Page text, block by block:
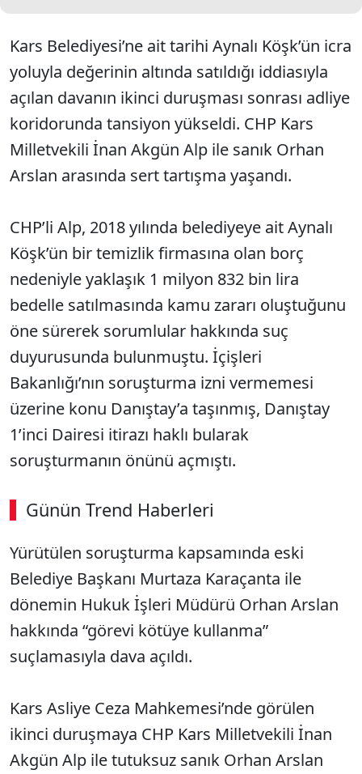
Kars Belediyesi’ne ait tarihi Aynalı Köşk’ün icra
yoluyla değerinin altında satıldığı iddiasıyla
açılan davanın ikinci duruşması sonrası adliye
koridorunda tansiyon yükseldi. CHP Kars
Milletvekili İnan Akgün Alp ile sanık Orhan
Arslan arasında sert tartışma yaşandı.
CHP’li Alp, 2018 yılında belediyeye ait Aynalı
Köşk’ün bir temizlik firmasına olan borç
nedeniyle yaklaşık 1 milyon 832 bin lira
bedelle satılmasında kamu zararı oluştuğunu
öne sürerek sorumlular hakkında suç
duyurusunda bulunmuştu. İçişleri
Bakanlığı’nın soruşturma izni vermemesi
üzerine konu Danıştay’a taşınmış, Danıştay
1’inci Dairesi itirazı haklı bularak
soruşturmanın önünü açmıştı.
Günün Trend Haberleri
Yürütülen soruşturma kapsamında eski
Belediye Başkanı Murtaza Karaçanta ile
dönemin Hukuk İşleri Müdürü Orhan Arslan
hakkında “görevi kötüye kullanma”
suçlamasıyla dava açıldı.
Kars Asliye Ceza Mahkemesi’nde görülen
ikinci duruşmaya CHP Kars Milletvekili İnan
Akgün Alp ile tutuksuz sanık Orhan Arslan